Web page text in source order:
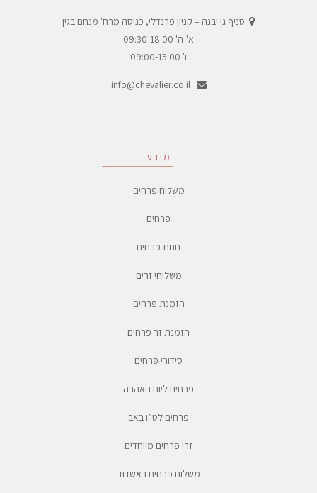
מידע
משלוח פרחים
פרחים
חנות פרחים
משלוחי זרים
הזמנת פרחים
הזמנת זר פרחים
סידורי פרחים
פרחים ליום האהבה
פרחים לט”ו באב
זרי פרחים מיוחדים
משלוח פרחים באשדוד
סניף גן יבנה – קניון פרנדלי, כניסה מרח' מנחם בגין
א'-ה' 09:30-18:00
ו' 09:00-15:00
info@chevalier.co.il